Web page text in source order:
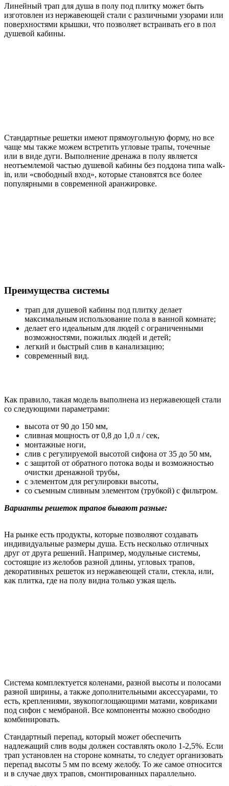
Линейный трап для душа в полу под плитку может быть
изготовлен из нержавеющей стали с различными узорами или
поверхностями крышки, что позволяет встраивать его в пол
душевой кабины.
Стандартные решетки имеют прямоугольную форму, но все
чаще мы также можем встретить угловые трапы, точечные
или в виде дуги. Выполнение дренажа в полу является
неотъемлемой частью душевой кабины без поддона типа walk-
in, или «свободный вход», которые становятся все более
популярными в современной аранжировке.
Преимущества системы
трап для душевой кабины под плитку делает
максимальным использование пола в ванной комнате;
делает его идеальным для людей с ограниченными
возможностями, пожилых людей и детей;
легкий и быстрый слив в канализацию;
современный вид.
Как правило, такая модель выполнена из нержавеющей стали
со следующими параметрами:
высота от 90 до 150 мм,
сливная мощность от 0,8 до 1,0 л / сек,
монтажные ноги,
слив с регулируемой высотой сифона от 35 до 50 мм,
с защитой от обратного потока воды и возможностью
очистки дренажной трубы,
с элементом для регулировки высоты,
со съемным сливным элементом (трубкой) с фильтром.
Варианты решеток трапов бывают разные:
На рынке есть продукты, которые позволяют создавать
индивидуальные размеры душа. Есть несколько отличных
друг от друга решений. Например, модульные системы,
состоящие из желобов разной длины, угловых трапов,
декоративных решеток из нержавеющей стали, стекла, или,
как плитка, где на полу видна только узкая щель.
Система комплектуется коленами, разной высоты и полосами
разной ширины, а также дополнительными аксессуарами, то
есть, креплениями, звукопоглощающими матами, ковриками
под сифон с мембраной. Все компоненты можно свободно
комбинировать.
Стандартный перепад, который может обеспечить
надлежащий слив воды должен составлять около 1-2,5%. Если
трап установлен на стороне комнаты, то следует организовать
перепад высоты 5 мм по всему желобу. То же самое относится
и в случае двух трапов, смонтированных параллельно.